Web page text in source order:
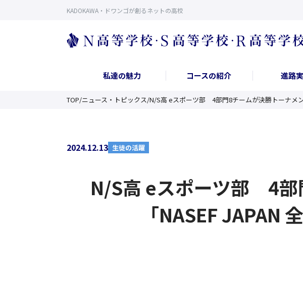
KADOKAWA・ドワンゴが創るネットの高校
私達の魅力 コースの紹介 進路
TOP/ニュース・トピックス/N/S高 eスポーツ部 4部門8チームが決勝トーナメ
2024.12.13 生徒の活躍
N/S高 eスポーツ部 4部
「NASEF JAPAN